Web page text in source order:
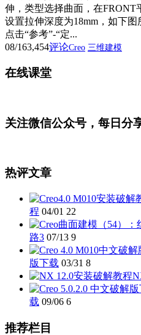
伸，类型选择曲面，在FRONT
设置拉伸深度为18mm，如下图
点击“参考”-“定...
08/163,454评论Creo 三维建模
在线课堂
关注微信公众号，每日分
热评文章
程 04/01 22
路3 07/13 9
版下载 03/31 8
载 09/06 6
推荐栏目